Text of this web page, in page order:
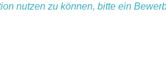
nutzen zu können, bitte ein